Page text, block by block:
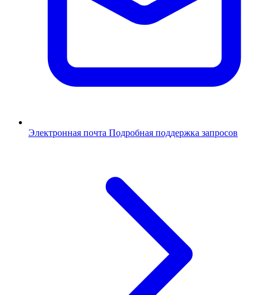
Электронная почта Подробная поддержка запросов